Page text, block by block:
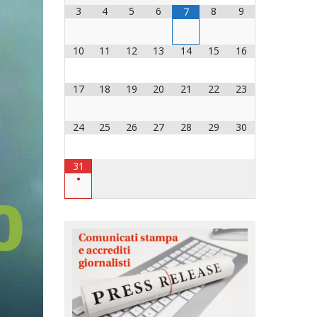
DIOCESANA
3 4 5 6 7 8 9
10 11 12 13 14 15 16
17 18 19 20 21 22 23
24 25 26 27 28 29 30
31
•